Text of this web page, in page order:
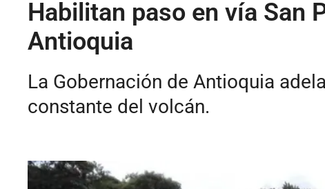
Habilitan paso en vía San
Antioquia
La Gobernación de Antioquia
constante del volcán.